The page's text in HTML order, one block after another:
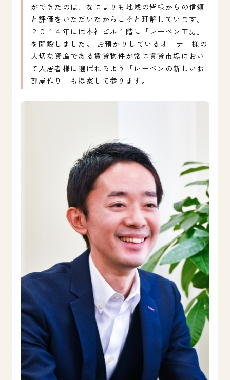
ができたのは、なによりも地域の皆様からの信頼
と評価をいただいたからこそと理解しています。
２０１４年には本社ビル１階に「レーベン工房」
を開設しました。 お預かりしているオーナー様の
大切な資産である賃貸物件が常に賃貸市場におい
て入居者様に選ばれるよう「レーベンの新しいお
部屋作り」も提案して参ります。